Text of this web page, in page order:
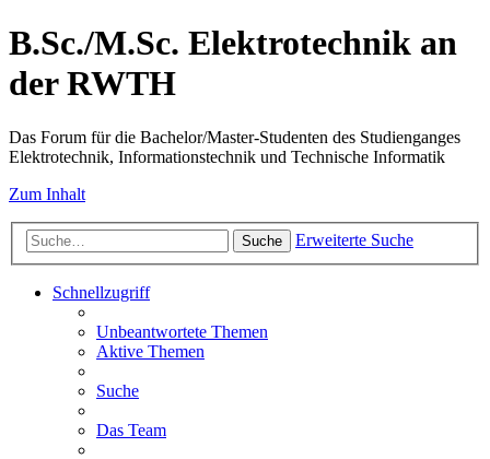
B.Sc./M.Sc. Elektrotechnik an
der RWTH
Das Forum für die Bachelor/Master-Studenten des Studienganges
Elektrotechnik, Informationstechnik und Technische Informatik
Zum Inhalt
Suche Erweiterte Suche
Schnellzugriff
Unbeantwortete Themen
Aktive Themen
Suche
Das Team